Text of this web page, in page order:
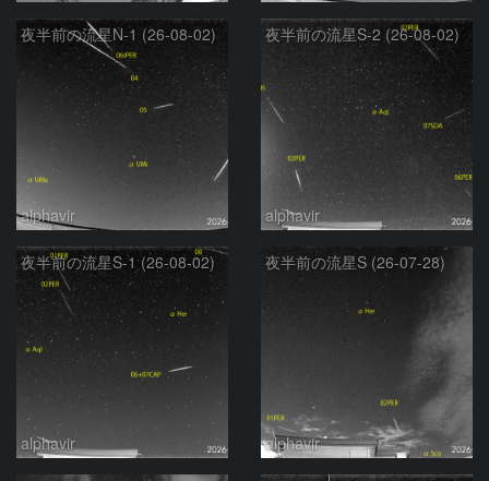
夜半前の流星N-1 (26-08-02)
alphavir
夜半前の流星S-2 (26-08-02)
alphavir
夜半前の流星S-1 (26-08-02)
alphavir
夜半前の流星S (26-07-28)
alphavir